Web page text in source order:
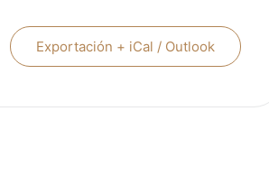
Exportación + iCal / Outlook